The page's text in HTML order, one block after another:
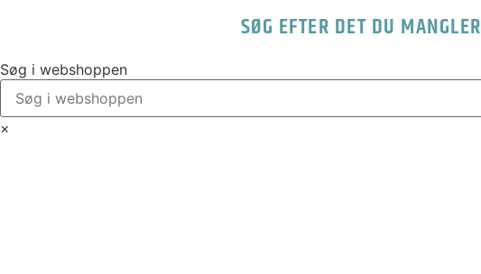
SØG EFTER DET DU MANGLER
Søg i webshoppen
×